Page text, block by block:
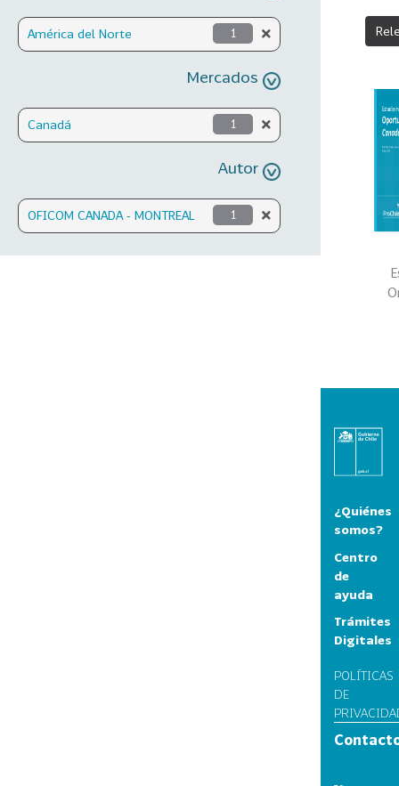
América del Norte 1
Mercados
Canadá 1
Autor
OFICOM CANADA - MONTREAL 1
¿Quiénes
somos?
Centro
de
ayuda
Trámites
Digitales
POLÍTICAS
DE